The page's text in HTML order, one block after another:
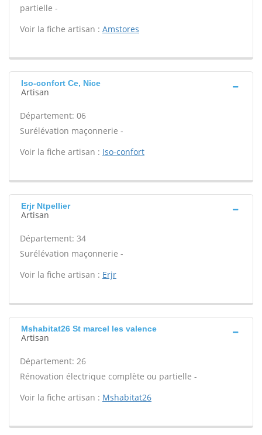
partielle -
Voir la fiche artisan : Amstores
Iso-confort Ce, Nice
Artisan
Département: 06
Surélévation maçonnerie -
Voir la fiche artisan : Iso-confort
Erjr Ntpellier
Artisan
Département: 34
Surélévation maçonnerie -
Voir la fiche artisan : Erjr
Mshabitat26 St marcel les valence
Artisan
Département: 26
Rénovation électrique complète ou partielle -
Voir la fiche artisan : Mshabitat26